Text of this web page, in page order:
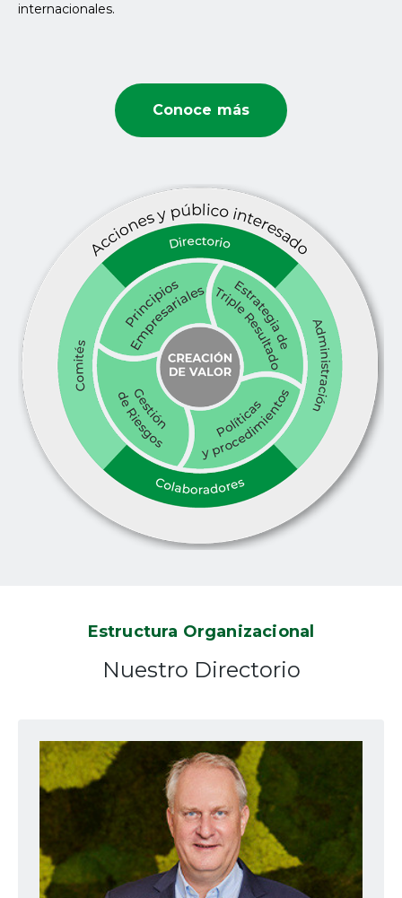
internacionales.
Conoce más
Estructura Organizacional
Nuestro Directorio